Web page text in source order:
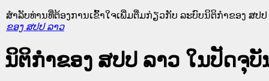
ສໍາລັບທ່ານທີ່ຕ້ອງການເຂົ້າໃຈເພີ່ມຕື່ມກ່ຽວກັບ ລະບົບນິຕິກຳຂອງ ສປປ
ຂອງ ສປປ ລາວ
ນິຕິກຳຂອງ ສປປ ລາວ ໃນປັດຈຸ